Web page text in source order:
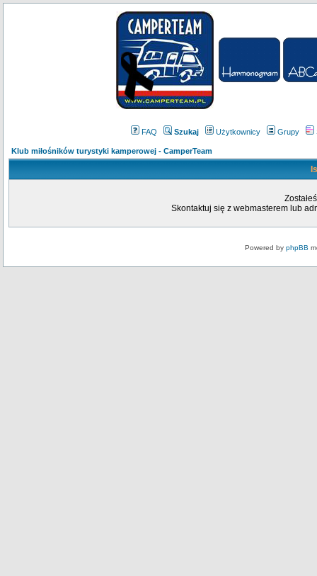
FAQ Szukaj Użytkownicy Grupy
Klub miłośników turystyki kamperowej - CamperTeam
Skontaktuj się z webmasterem lub
Powered by phpBB